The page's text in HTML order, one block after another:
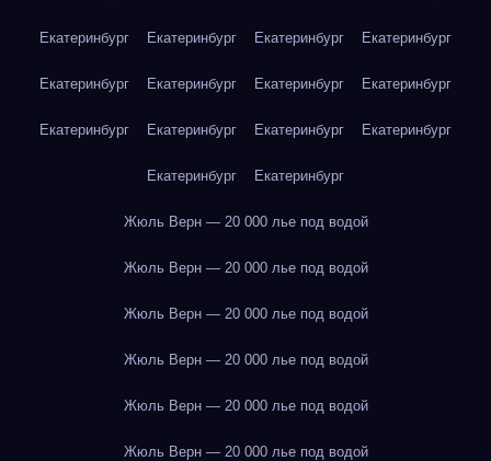
Екатеринбург Екатеринбург Екатеринбург Екатеринбург
Екатеринбург Екатеринбург Екатеринбург Екатеринбург
Екатеринбург Екатеринбург Екатеринбург Екатеринбург
Екатеринбург Екатеринбург
Жюль Верн — 20 000 лье под водой
Жюль Верн — 20 000 лье под водой
Жюль Верн — 20 000 лье под водой
Жюль Верн — 20 000 лье под водой
Жюль Верн — 20 000 лье под водой
Жюль Верн — 20 000 лье под водой